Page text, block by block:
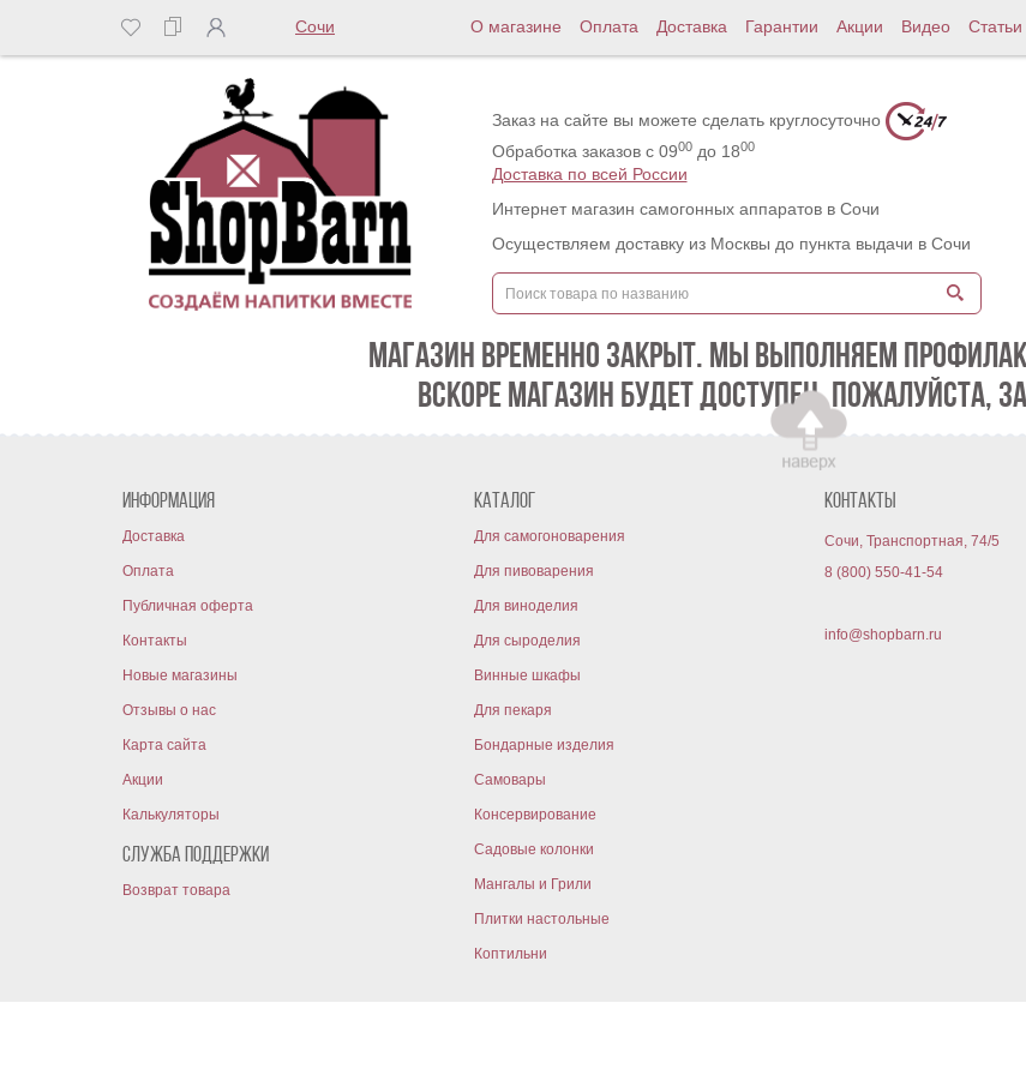
Сочи О магазине Оплата Доставка Гарантии Акции Видео Статьи
Заказ на сайте вы можете сделать круглосуточно
Обработка заказов с 0900до 1800
Доставка по всей России
Интернет магазин самогонных аппаратов в Сочи
Осуществляем доставку из Москвы до пункта выдачи в Сочи
МАГАЗИН ВРЕМЕННО ЗАКРЫТ. МЫ ВЫПОЛНЯЕМ
ВСКОРЕ МАГАЗИН БУДЕТ ДОСТУПЕН. ПОЖАЛУЙСТА,
Информация
Доставка
Оплата
Публичная оферта
Контакты
Новые магазины
Отзывы о нас
Карта сайта
Акции
Калькуляторы
Служба поддержки
Возврат товара
Каталог
Для самогоноварения
Для пивоварения
Для виноделия
Для сыроделия
Винные шкафы
Для пекаря
Бондарные изделия
Самовары
Консервирование
Садовые колонки
Мангалы и Грили
Плитки настольные
Коптильни
Контакты
Сочи, Транспортная, 74/5
8 (800) 550-41-54
info@shopbarn.ru